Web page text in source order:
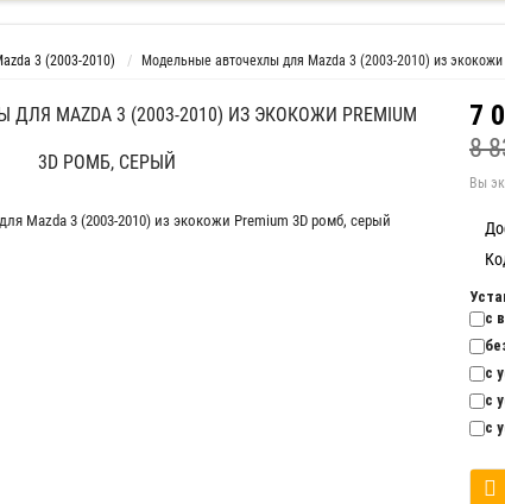
3 (2003-2010) Модельные авточехлы для Mazda 3 (2003-2010) из
MAZDA 3 (2003-2010) ИЗ ЭКОКОЖИ PREMIUM
3D РОМБ, СЕРЫЙ
7
8
Вы
с
с
с
с